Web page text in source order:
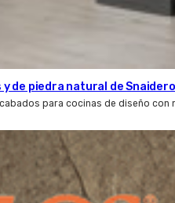
de piedra natural de Snaidero
para cocinas de diseño